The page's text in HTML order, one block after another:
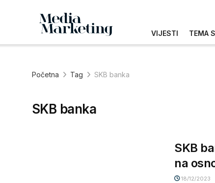
VIJESTI TEMA
Početna Tag SKB banka
SKB banka
SKB
na
18/12/2023